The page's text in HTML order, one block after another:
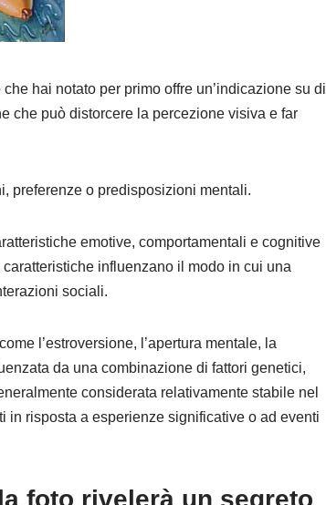
hai notato per primo offre un’indicazione su di
che può distorcere la percezione visiva e far
preferenze o predisposizioni mentali.
emotive, comportamentali e cognitive
influenzano il modo in cui una
sociali.
l’estroversione, l’apertura mentale, la
da una combinazione di fattori genetici,
considerata relativamente stabile nel
in risposta a esperienze significative o ad eventi
foto rivelerà un segreto